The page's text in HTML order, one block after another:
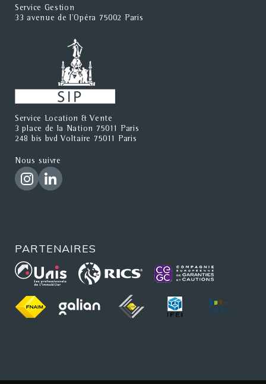
Service Gestion
33 avenue de l'Opéra 75002 Paris
Service Location & Vente
3 place de la Nation 75011 Paris
248 bis bvd Voltaire 75011 Paris
Nous suivre
PARTENAIRES